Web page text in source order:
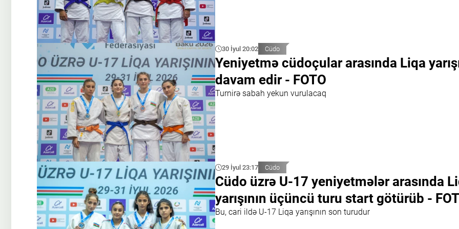
30 İyul 20:02 Cüdo
Yeniyetmə cüdoçular arasında Liqa
davam edir - FOTO
Turnirə sabah yekun vurulacaq
29 İyul 23:17 Cüdo
Cüdo üzrə U-17 yeniyetmələr arasında
yarışının üçüncü turu start götürüb -
Bu, cari ildə U-17 Liqa yarışının son turudur